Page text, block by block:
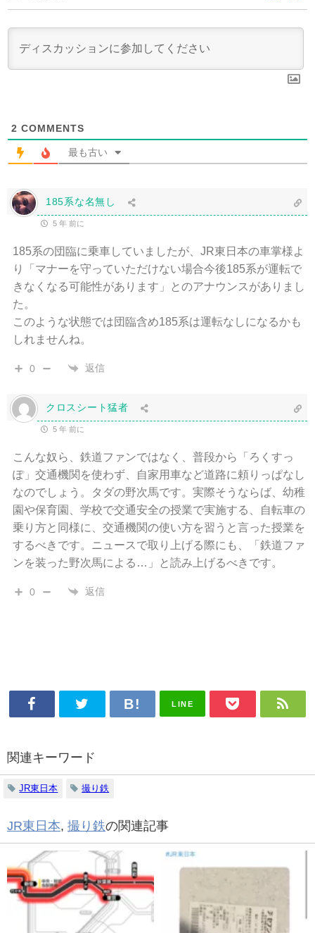
2 COMMENTS
最も古い
185系な名無し
5 年 前に
185系の団臨に乗車していましたが、JR東日本の車掌様よ
り「マナーを守っていただけない場合今後185系が運転で
きなくなる可能性があります」とのアナウンスがありまし
た。
このような状態では団臨含め185系は運転なしになるかも
しれませんね。
0 返信
クロスシート猛者
5 年 前に
こんな奴ら、鉄道ファンではなく、普段から「ろくすっ
ぽ」交通機関を使わず、自家用車など道路に頼りっぱなし
なのでしょう。タダの野次馬です。実際そうならば、幼稚
園や保育園、学校で交通安全の授業で実施する、自転車の
乗り方と同様に、交通機関の使い方を習うと言った授業を
するべきです。ニュースで取り上げる際にも、「鉄道ファ
ンを装った野次馬による…」と読み上げるべきです。
0 返信
LINE
関連キーワード
JR東日本 撮り鉄
JR東日本, 撮り鉄の関連記事